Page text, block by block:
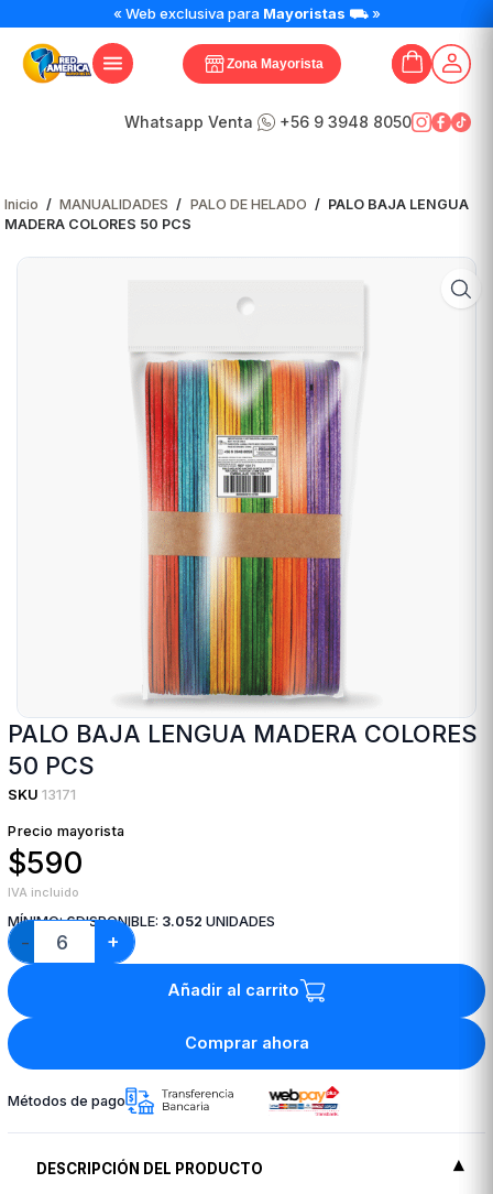
« Web exclusiva para Mayoristas ⛟ »
Zona Mayorista
Whatsapp Venta +56 9 3948 8050
Inicio / MANUALIDADES / PALO DE HELADO / PALO BAJA LENGUA
MADERA COLORES 50 PCS
PALO BAJA LENGUA MADERA COLORES
50 PCS
SKU 13171
Precio mayorista
$590
IVA incluido
MÍNIMO:6DISPONIBLE: 3.052 UNIDADES
−
BAJA
LENGUA
MADERA
+
Añadir al carrito
Comprar ahora
Métodos de pago
DESCRIPCIÓN DEL PRODUCTO